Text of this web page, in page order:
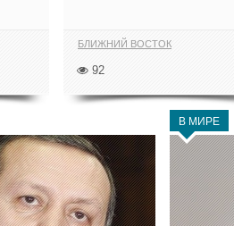
БЛИЖНИЙ ВОСТОК
92
В МИРЕ